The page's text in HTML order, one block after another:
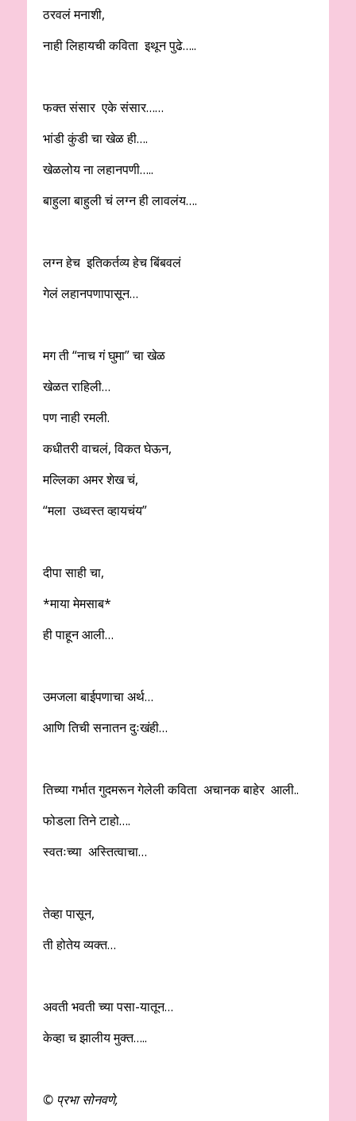
ठरवलं मनाशी,
नाही लिहायची कविता इथून पुढे…..
फक्त संसार एके संसार……
भांडी कुंडी चा खेळ ही….
खेळलोय ना लहानपणी…..
बाहुला बाहुली चं लग्न ही लावलंय….
लग्न हेच इतिकर्तव्य हेच बिंबवलं
गेलं लहानपणापासून…
मग ती “नाच गं घुमा” चा खेळ
खेळत राहिली…
पण नाही रमली.
कधीतरी वाचलं, विकत घेऊन,
मल्लिका अमर शेख चं,
“मला उध्वस्त व्हायचंय”
दीपा साही चा,
*माया मेमसाब*
ही पाहून आली…
उमजला बाईपणाचा अर्थ…
आणि तिची सनातन दुःखंही…
तिच्या गर्भात गुदमरून गेलेली कविता अचानक बाहेर आली..
फोडला तिने टाहो….
स्वतःच्या अस्तित्वाचा…
तेव्हा पासून,
ती होतेय व्यक्त…
अवती भवती च्या पसा-यातून…
केव्हा च झालीय मुक्त…..
© प्रभा सोनवणे,